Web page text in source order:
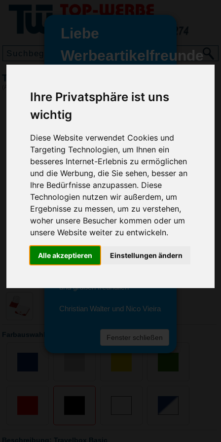
Ihre Privatsphäre ist uns
wichtig
Diese Website verwendet Cookies und
Targeting Technologien, um Ihnen ein
besseres Internet-Erlebnis zu ermöglichen
und die Werbung, die Sie sehen, besser an
Ihre Bedürfnisse anzupassen. Diese
Technologien nutzen wir außerdem, um
Ergebnisse zu messen, um zu verstehen,
woher unsere Besucher kommen oder um
unsere Website weiter zu entwickeln.
Alle akzeptieren Einstellungen ändern
Travelbox Basic, Schwarz
Farbauswahl: Travelbox Basic
Beschreibung: Travelbox Basic
Liebe
Werbeartikelfreunde
freundinnen,
Seit dem 11. Januar 2022 haben
wir unsere aktiven Geschäfte an
die Firma Advertika übergeben.
Ab sofort können Sie sich bei
Anfragen und Bestellungen
vertrauensvoll an Ihre neuen
Werbemittel-Experten Christian
Walter und Nico Vieira wenden.
Sie erreichen sie von Montag bis
Freitag zwischen 8 und 18 Uhr
unter 0611 94 585 2749 oder
info@advertika.de.
und grüßen freundlich
Christian Walter und Nico Vieira
Fenster schließen